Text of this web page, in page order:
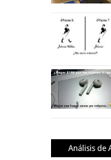
Análisis de